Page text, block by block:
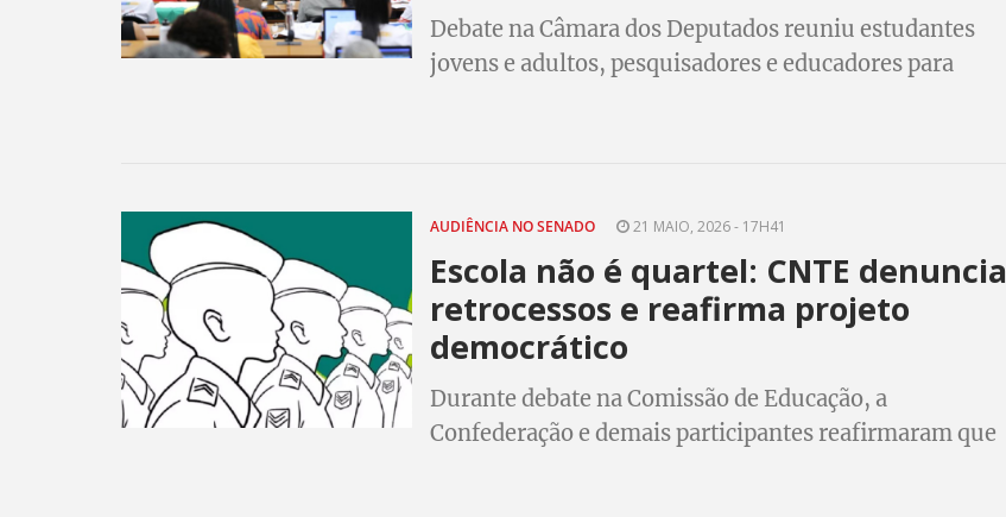
Debate na Câmara dos Deputados reuniu estudantes
jovens e adultos, pesquisadores e educadores para
AUDIÊNCIA NO SENADO 21 MAIO, 2026 - 17H41
Escola não é quartel: CNTE denuncia
retrocessos e reafirma projeto
democrático
Durante debate na Comissão de Educação, a
Confederação e demais participantes reafirmaram que